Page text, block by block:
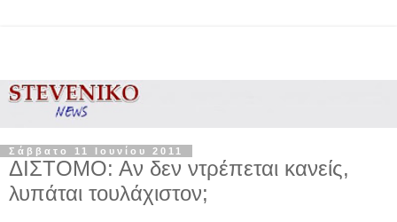
Σάββατο 11 Ιουνίου 2011
ΔΙΣΤΟΜΟ: Αν δεν ντρέπεται κανείς,
λυπάται τουλάχιστον;